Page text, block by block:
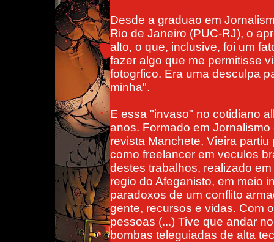
Desde a graduao em
Rio de Janeiro (PUC-RJ), o
alto, o que, inclusive, foi um
fazer algo que me permitisse
fotogrfico. Era uma desculpa
minha".
E essa "invaso" no cotidiano
anos. Formado em
revista Manchete, Vieira
como freelancer em veculos
destes trabalhos, realizado
regio do Afeganisto, em meio
paradoxos de um conflito
gente, recursos e vidas. Com
pessoas (...) Tive que andar
bombas teleguiadas de alta